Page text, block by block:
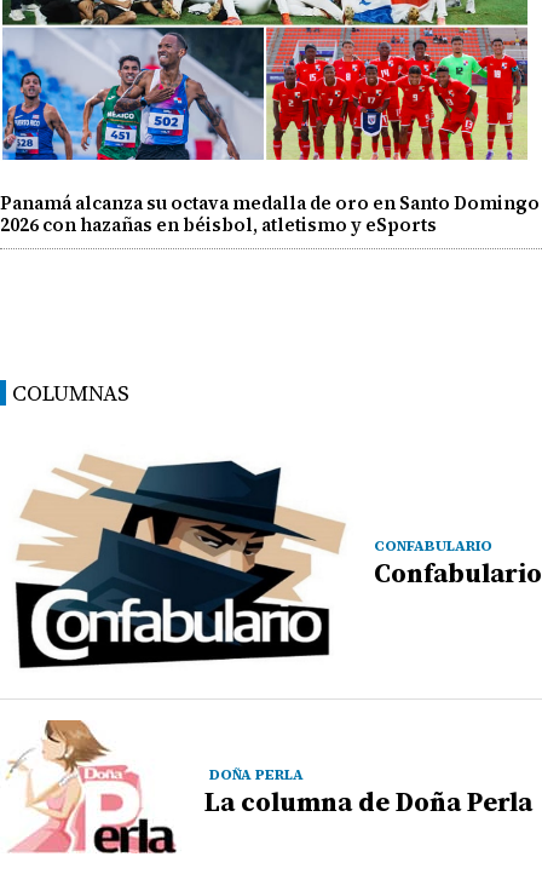
Panamá alcanza su octava medalla de oro en Santo Domingo
2026 con hazañas en béisbol, atletismo y eSports
COLUMNAS
CONFABULARIO
Confabulario
DOÑA PERLA
La columna de Doña Perla